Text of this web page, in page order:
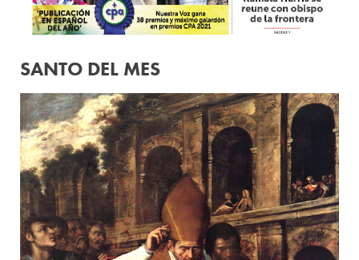
SANTO DEL MES